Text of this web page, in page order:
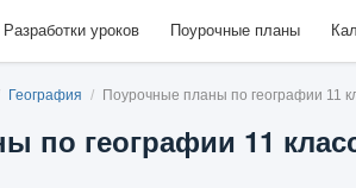
Разработки уроков Поурочные планы
География / Поурочные планы по географии 11
по географии 11